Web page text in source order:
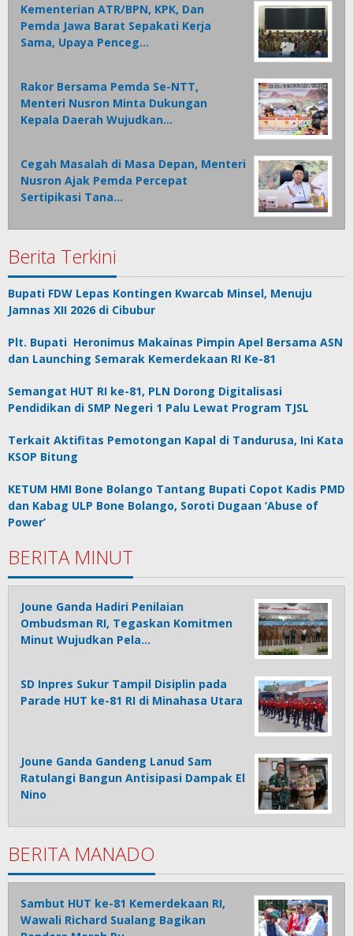
Kementerian ATR/BPN, KPK, Dan
Pemda Jawa Barat Sepakati Kerja
Sama, Upaya Penceg…
Rakor Bersama Pemda Se-NTT,
Menteri Nusron Minta Dukungan
Kepala Daerah Wujudkan…
Cegah Masalah di Masa Depan, Menteri
Nusron Ajak Pemda Percepat
Sertipikasi Tana…
Berita Terkini
Bupati FDW Lepas Kontingen Kwarcab Minsel, Menuju
Jamnas XII 2026 di Cibubur
Plt. Bupati Heronimus Makainas Pimpin Apel Bersama ASN
dan Launching Semarak Kemerdekaan RI Ke-81
Semangat HUT RI ke-81, PLN Dorong Digitalisasi
Pendidikan di SMP Negeri 1 Palu Lewat Program TJSL
Terkait Aktifitas Pemotongan Kapal di Tandurusa, Ini Kata
KSOP Bitung
KETUM HMI Bone Bolango Tantang Bupati Copot Kadis PMD
dan Kabag ULP Bone Bolango, Soroti Dugaan ‘Abuse of
Power’
BERITA MINUT
Joune Ganda Hadiri Penilaian
Ombudsman RI, Tegaskan Komitmen
Minut Wujudkan Pela…
SD Inpres Sukur Tampil Disiplin pada
Parade HUT ke-81 RI di Minahasa Utara
Joune Ganda Gandeng Lanud Sam
Ratulangi Bangun Antisipasi Dampak El
Nino
BERITA MANADO
Sambut HUT ke-81 Kemerdekaan RI,
Wawali Richard Sualang Bagikan